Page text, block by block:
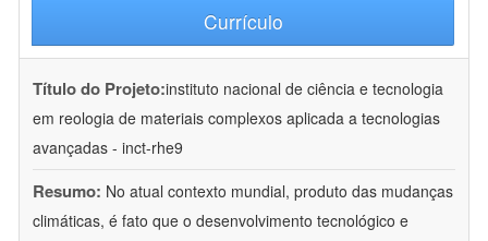
Currículo
Título do Projeto:instituto nacional de ciência e tecnologia
em reologia de materiais complexos aplicada a tecnologias
avançadas - inct-rhe9
Resumo: No atual contexto mundial, produto das mudanças
climáticas, é fato que o desenvolvimento tecnológico e